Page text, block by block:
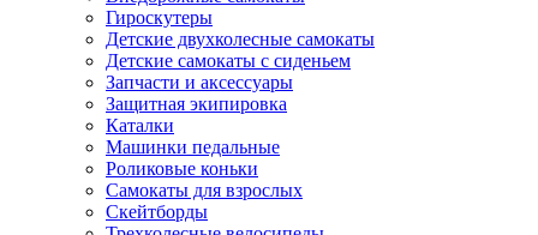
Гироскутеры
Детские двухколесные самокаты
Детские самокаты с сиденьем
Запчасти и аксессуары
Защитная экипировка
Каталки
Машинки педальные
Роликовые коньки
Самокаты для взрослых
Скейтборды